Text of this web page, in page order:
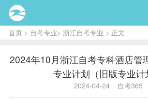
首页> 自考专业> 浙江自考专业 > 正文
2024年10月浙江自考专科酒店管
专业计划（旧版专业计
2024-04-24 自考365